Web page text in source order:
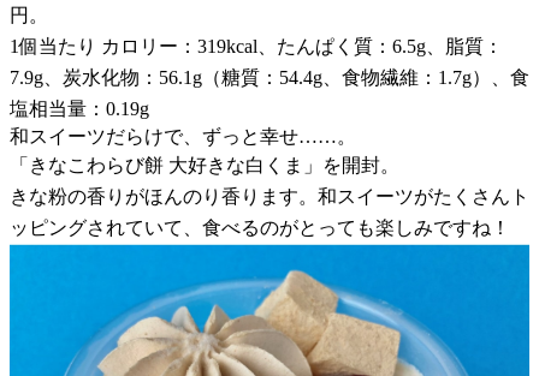
円。
1個当たり カロリー：319kcal、たんぱく質：6.5g、脂質：
7.9g、炭水化物：56.1g（糖質：54.4g、食物繊維：1.7g）、食
塩相当量：0.19g
和スイーツだらけで、ずっと幸せ……。
「きなこわらび餅 大好きな白くま」を開封。
きな粉の香りがほんのり香ります。和スイーツがたくさんト
ッピングされていて、食べるのがとっても楽しみですね！